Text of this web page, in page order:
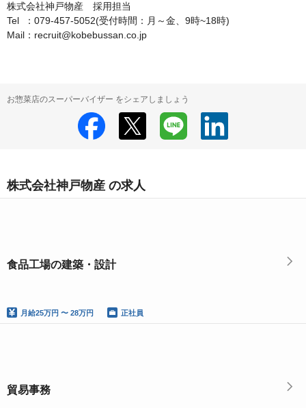
株式会社神戸物産　採用担当
Tel  ：079-457-5052(受付時間：月～金、9時~18時)
Mail：recruit@kobebussan.co.jp
お惣菜店のスーパーバイザー をシェアしましょう
株式会社神戸物産 の求人
食品工場の建築・設計
月給25万円 〜 28万円 正社員
貿易事務